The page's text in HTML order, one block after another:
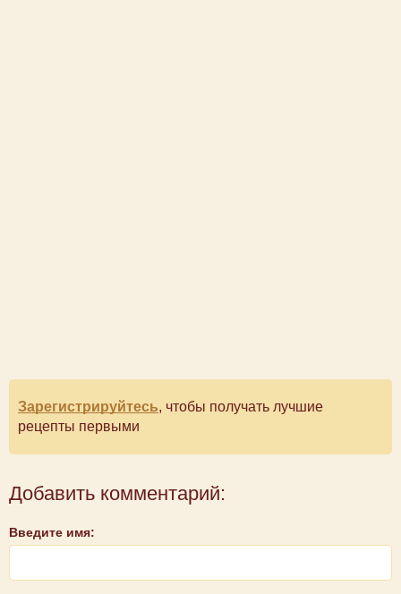
Зарегистрируйтесь, чтобы получать лучшие
рецепты первыми
Добавить комментарий:
Введите имя: